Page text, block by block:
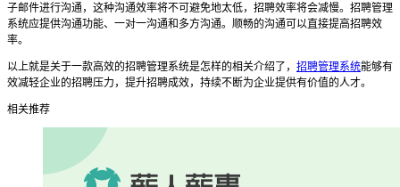
子邮件进行沟通，这种沟通效率将不可避免地太低，招聘效率将会减慢。 招聘管理
系统应提供沟通功能、一对一沟通和多方沟通。顺畅的沟通可以直接提高招聘效
率。
以上就是关于一款高效的招聘管理系统是怎样的相关介绍了， 招聘管理系统能够有
效减轻企业的招聘压力，提升招聘成效，持续不断为企业提供有价值的人才。
相关推荐